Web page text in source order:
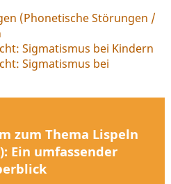
(Pho­ne­tische Stö­rungen /
Sigmatismus bei Kindern
Sigmatismus bei
zum Thema Lispeln
Ein umfassender